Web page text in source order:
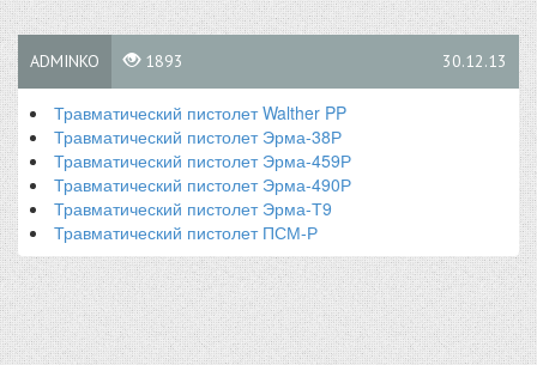
ADMINKO 1893 30.12.13
Травматический пистолет Walther PP
Травматический пистолет Эрма-38Р
Травматический пистолет Эрма-459Р
Травматический пистолет Эрма-490Р
Травматический пистолет Эрма-Т9
Травматический пистолет ПСМ-Р